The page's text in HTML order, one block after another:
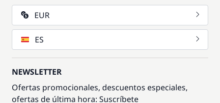
EUR
ES
NEWSLETTER
Ofertas promocionales, descuentos especiales,
ofertas de última hora: Suscríbete